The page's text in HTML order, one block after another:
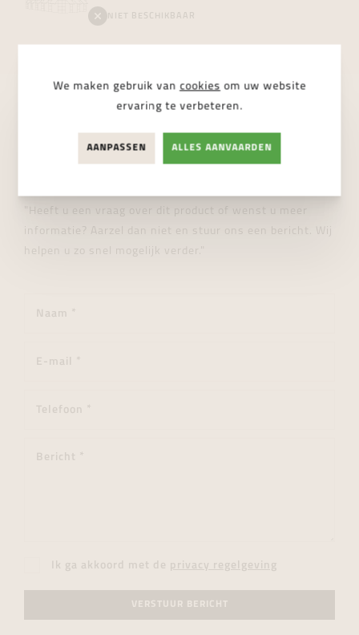
NIET BESCHIKBAAR
Wij helpen je graag verder!
"Heeft u een vraag over dit product of wenst u meer
informatie? Aarzel dan niet en stuur ons een bericht. Wij
helpen u zo snel mogelijk verder."
Ik ga akkoord met de privacy regelgeving
VERSTUUR BERICHT
We maken gebruik van cookies om uw website
ervaring te verbeteren.
AANPASSEN ALLES AANVAARDEN